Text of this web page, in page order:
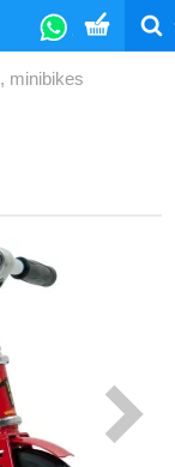
minibikes